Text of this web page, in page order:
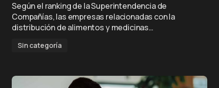
Según el ranking de la Superintendencia de
Compañías, las empresas relacionadas con la
distribución de alimentos y medicinas…
Sin categoría